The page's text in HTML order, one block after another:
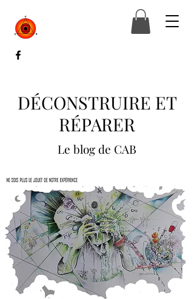
DÉCONSTRUIRE ET
RÉPARER
Le blog de CAB